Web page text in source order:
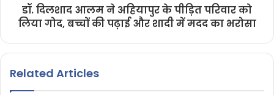
डॉ. दिलशाद आलम ने अहियापुर के पीड़ित परिवार को
लिया गोद, बच्चों की पढ़ाई और शादी में मदद का भरोसा
Related Articles